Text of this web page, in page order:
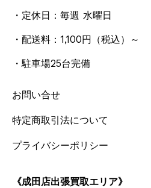
・定休日：毎週 水曜日
・配送料：1,100円 （税込） ～
・駐車場25台完備
お問い合せ
特定商取引法について
プライバシーポリシー
《成田店出張買取エリア》